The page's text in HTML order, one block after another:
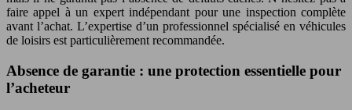
faire appel à un expert indépendant pour une inspection complète
avant l’achat. L’expertise d’un professionnel spécialisé en véhicules
de loisirs est particulièrement recommandée.
Absence de garantie : une protection essentielle pour
l’acheteur